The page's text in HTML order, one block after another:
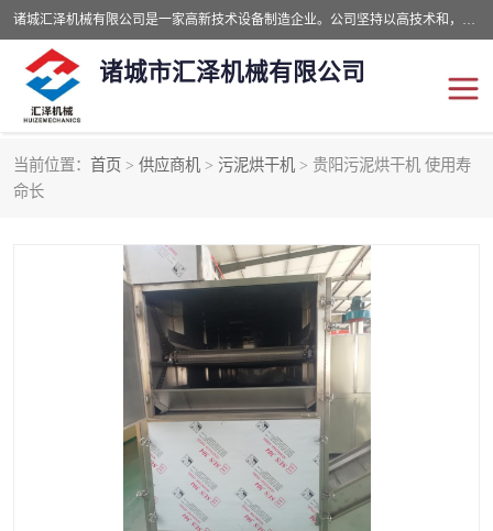
诸城汇泽机械有限公司是一家高新技术设备制造企业。公司坚持以高技术和，高服务于用户，以的环保机械制造设备赢的用户的信赖。现在主要生产死亡畜禽无害化处理和立式和卧式有机肥设备，搅拌机，烘干机，高温发酵机等。污水处理设备，固液分离机。气浮机，化制机等。公司秉承品质，用户至上，科技创新的经营理。
诸城市汇泽机械有限公司
当前位置： 首页 > 供应商机 > 污泥烘干机 > 贵阳污泥烘干机 使用寿
命长发酵设备
有机肥设备
纳米膜好氧发酵堆肥机 粪污烘干酶体机
纳米膜发酵
分子膜堆肥仓
分子膜发酵堆肥设备